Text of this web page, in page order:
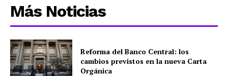
Más Noticias
Reforma del Banco Central: los
cambios previstos en la nueva Carta
Orgánica